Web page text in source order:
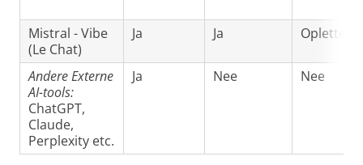
Mistral - Vibe
(Le Chat)
Ja Ja Opletten
Andere Externe
AI-tools:
ChatGPT,
Claude,
Perplexity etc.
Ja Nee Nee